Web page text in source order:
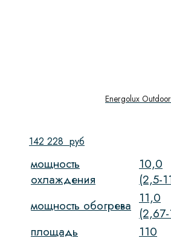
Energolux
142 228 руб
мощность
охлаждения
10,0
(2,5-
мощность обогрева 11,0
(2,67-
площадь
110